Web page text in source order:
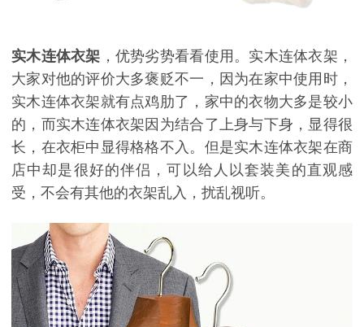
实木连体衣架 ，优势劣势看看使用。实木连体衣架，
大家对他的评价大多褒贬不一，因为在家中使用时，
实木连体衣架就有点鸡肋了，家中的衣物大多是较小
的，而实木连体衣架因为结合了上身与下身，显得很
长，在衣柜中显得格格不入。但是实木连体衣架在商
店中却是很好的伴侣，可以给人以套装美的直观感
受，不会有其他的衣架乱入，扰乱视听。